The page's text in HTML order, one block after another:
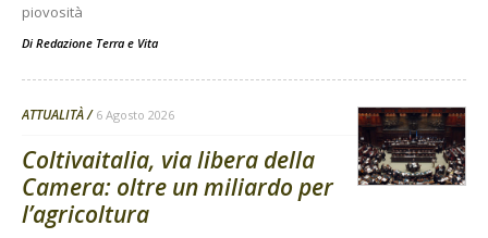
piovosità
Di Redazione Terra e Vita
ATTUALITÀ 6 Agosto 2026
Coltivaitalia, via libera della
Camera: oltre un miliardo per
l’agricoltura